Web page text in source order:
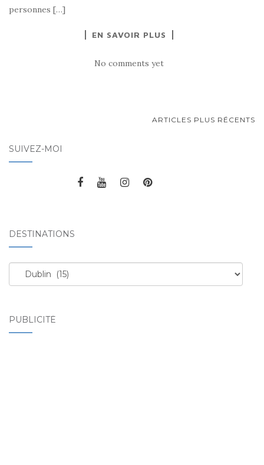
personnes […]
EN SAVOIR PLUS
No comments yet
ARTICLES
ARTICLES PLUS RÉCENTS
SUIVEZ-MOI
DESTINATIONS
Destinations
PUBLICITÉ